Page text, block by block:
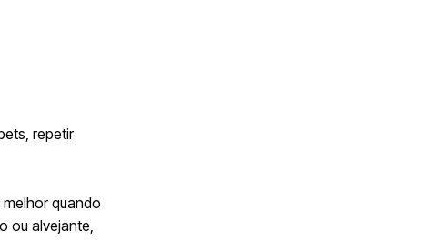
repetir
quando
ou alvejante,